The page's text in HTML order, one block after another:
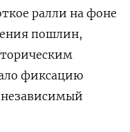
ралли на фоне
пошлин,
фиксацию